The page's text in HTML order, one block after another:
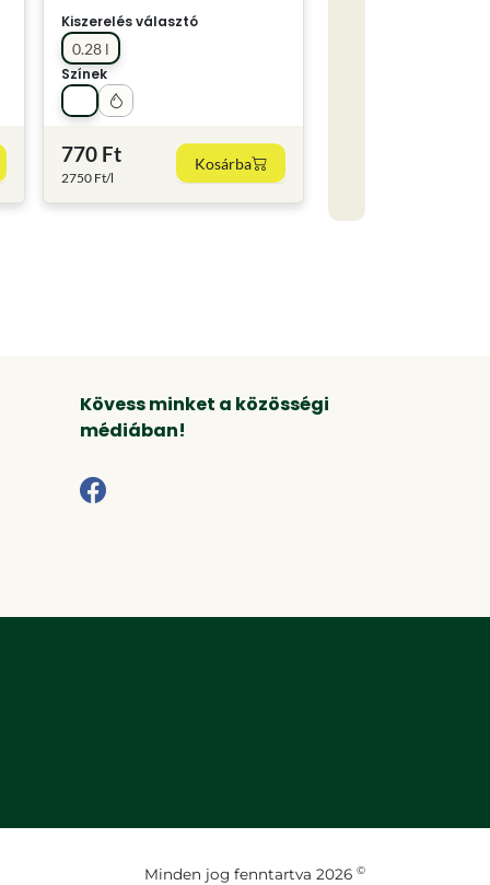
Kiszerelés választó
0.28 l
Színek
770 Ft
2750 Ft/l
Kosárba
Kövess minket a közösségi
médiában!
Minden jog fenntartva 2026 ©